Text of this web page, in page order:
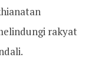
rakyat